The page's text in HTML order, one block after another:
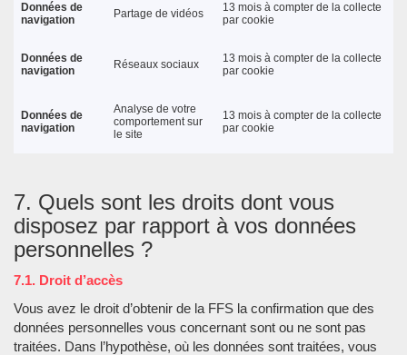
Données de
navigation
Partage de vidéos
13 mois à compter de la collecte
par cookie
Données de
navigation
Réseaux sociaux
13 mois à compter de la collecte
par cookie
Données de
navigation
Analyse de votre
comportement sur
le site
13 mois à compter de la collecte
par cookie
7. Quels sont les droits dont vous
disposez par rapport à vos données
personnelles ?
7.1. Droit d’accès
Vous avez le droit d’obtenir de la FFS la confirmation que des
données personnelles vous concernant sont ou ne sont pas
traitées. Dans l’hypothèse, où les données sont traitées, vous